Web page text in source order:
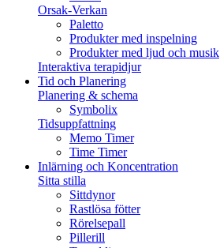
Orsak-Verkan
Paletto
Produkter med inspelning
Produkter med ljud och musik
Interaktiva terapidjur
Tid och Planering
Planering & schema
Symbolix
Tidsuppfattning
Memo Timer
Time Timer
Inlärning och Koncentration
Sitta stilla
Sittdynor
Rastlösa fötter
Rörelsepall
Pillerill